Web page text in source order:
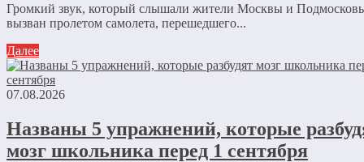
Громкий звук, который слышали жители Москвы и
вызван пролетом самолета, перешедшего...
Далее
07.08.2026
Названы 5 упражнений, которые
мозг школьника перед 1 сентября